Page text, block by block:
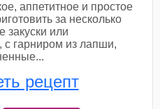
аппетитное и простое
за несколько
закуски или
с гарниром из лапши,
рецепт